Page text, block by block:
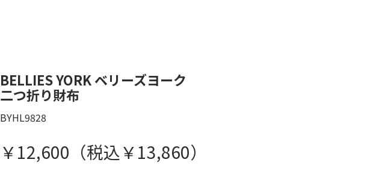
BELLIES YORK ベリーズヨーク
二つ折り財布
BYHL9828
￥12,600（税込￥13,860）